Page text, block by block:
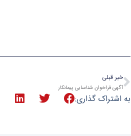
قبلی
خبر قبلی
آگهی فراخوان شناسایی پیمانکار
به اشتراک گذاری: